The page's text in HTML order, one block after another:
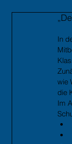
In
wie
die
Im